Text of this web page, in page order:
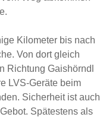
Kilometer bis nach
Von dort gleich
Richtung Gaishörndl
LVS-Geräte beim
Sicherheit ist auch
Spätestens als